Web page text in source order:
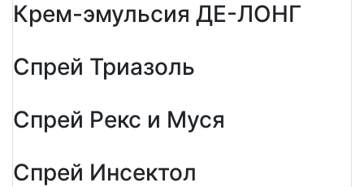
Крем-эмульсия ДЕ-ЛОНГ
Спрей Триазоль
Спрей Рекс и Муся
Спрей Инсектол